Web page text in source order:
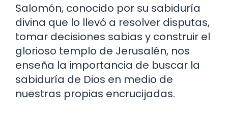
Salomón, conocido por su sabiduría
divina que lo llevó a resolver disputas,
tomar decisiones sabias y construir el
glorioso templo de Jerusalén, nos
enseña la importancia de buscar la
sabiduría de Dios en medio de
nuestras propias encrucijadas.